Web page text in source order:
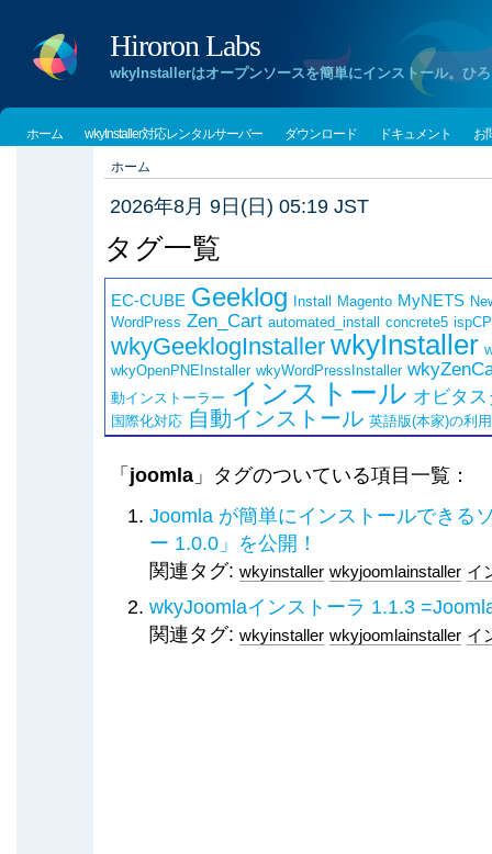
Hiroron Labs
wkyInstallerはオープンソースを簡単にインストール。ひ
ホーム wkyInstaller対応レンタルサーバー ダウンロード ドキュメント お
ホーム
2026年8月 9日(日) 05:19 JST
タグ一覧
EC-CUBE Geeklog Install Magento MyNETS
WordPress Zen_Cart automated_install concrete5 ispCP
wkyGeeklogInstaller wkyInstaller
wkyOpenPNEInstaller wkyWordPressInstaller
動インストーラー インストール オビタ
国際化対応 自動インストール 英語版(本家)の利
「 joomla 」タグのついている項目一覧：
Joomla が簡単にインストールできる
ー 1.0.0」を公開！
関連タグ: wkyinstaller wkyjoomlainstaller イ
wkyJoomlaインストーラ 1.1.3
関連タグ: wkyinstaller wkyjoomlainstaller イ